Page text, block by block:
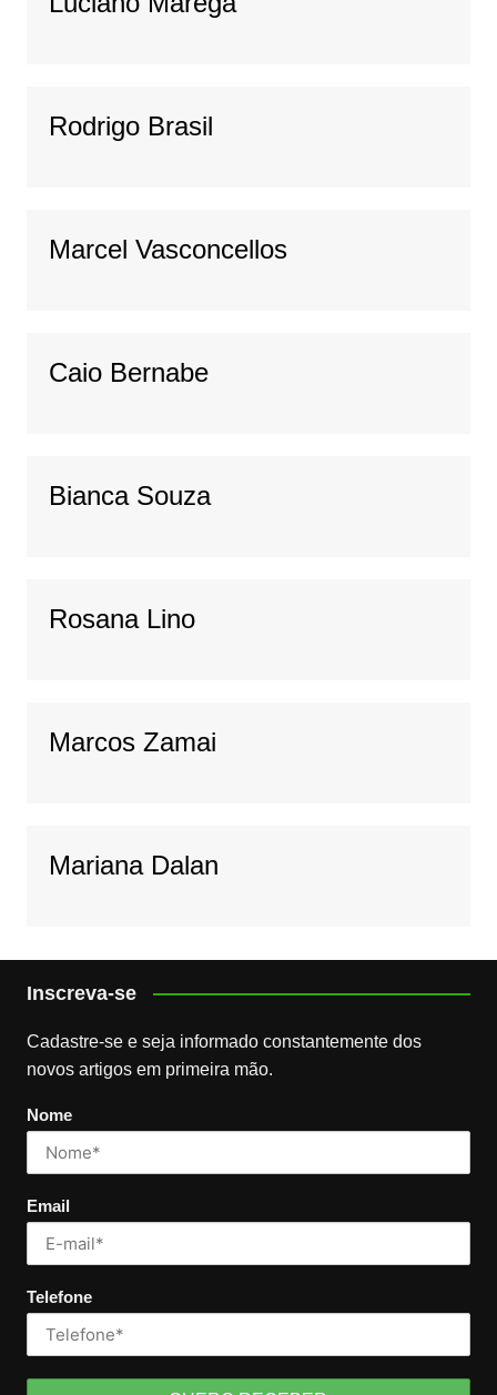
Rodrigo Brasil
Marcel Vasconcellos
Caio Bernabe
Bianca Souza
Rosana Lino
Marcos Zamai
Mariana Dalan
Inscreva-se
Cadastre-se e seja informado constantemente dos
novos artigos em primeira mão.
Nome
Email
Telefone